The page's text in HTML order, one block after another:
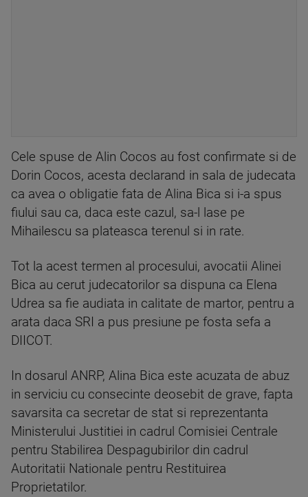
Cele spuse de Alin Cocos au fost confirmate si de
Dorin Cocos, acesta declarand in sala de judecata
ca avea o obligatie fata de Alina Bica si i-a spus
fiului sau ca, daca este cazul, sa-l lase pe
Mihailescu sa plateasca terenul si in rate.
Tot la acest termen al procesului, avocatii Alinei
Bica au cerut judecatorilor sa dispuna ca Elena
Udrea sa fie audiata in calitate de martor, pentru a
arata daca SRI a pus presiune pe fosta sefa a
DIICOT.
In dosarul ANRP, Alina Bica este acuzata de abuz
in serviciu cu consecinte deosebit de grave, fapta
savarsita ca secretar de stat si reprezentanta
Ministerului Justitiei in cadrul Comisiei Centrale
pentru Stabilirea Despagubirilor din cadrul
Autoritatii Nationale pentru Restituirea
Proprietatilor.